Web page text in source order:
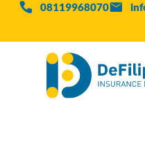
08119968070